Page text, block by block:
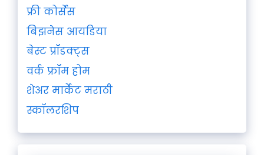
फ्री कोर्सेस
बिझनेस आयडिया
बेस्ट प्रॉडक्ट्स
वर्क फ्रॉम होम
शेअर मार्केट मराठी
स्कॉलरशिप